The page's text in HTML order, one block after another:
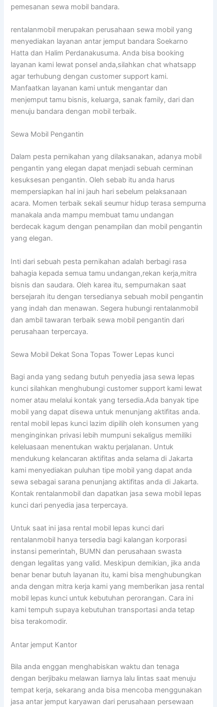
pemesanan sewa mobil bandara.
rentalanmobil merupakan perusahaan sewa mobil yang
menyediakan layanan antar jemput bandara Soekarno
Hatta dan Halim Perdanakusuma. Anda bisa booking
layanan kami lewat ponsel anda,silahkan chat whatsapp
agar terhubung dengan customer support kami.
Manfaatkan layanan kami untuk mengantar dan
menjemput tamu bisnis, keluarga, sanak family, dari dan
menuju bandara dengan mobil terbaik.
Sewa Mobil Pengantin
Dalam pesta pernikahan yang dilaksanakan, adanya mobil
pengantin yang elegan dapat menjadi sebuah cerminan
kesuksesan pengantin. Oleh sebab itu anda harus
mempersiapkan hal ini jauh hari sebelum pelaksanaan
acara. Momen terbaik sekali seumur hidup terasa sempurna
manakala anda mampu membuat tamu undangan
berdecak kagum dengan penampilan dan mobil pengantin
yang elegan.
Inti dari sebuah pesta pernikahan adalah berbagi rasa
bahagia kepada semua tamu undangan,rekan kerja,mitra
bisnis dan saudara. Oleh karea itu, sempurnakan saat
bersejarah itu dengan tersedianya sebuah mobil pengantin
yang indah dan menawan. Segera hubungi rentalanmobil
dan ambil tawaran terbaik sewa mobil pengantin dari
perusahaan terpercaya.
Sewa Mobil Dekat Sona Topas Tower Lepas kunci
Bagi anda yang sedang butuh penyedia jasa sewa lepas
kunci silahkan menghubungi customer support kami lewat
nomer atau melalui kontak yang tersedia.Ada banyak tipe
mobil yang dapat disewa untuk menunjang aktifitas anda.
rental mobil lepas kunci lazim dipilih oleh konsumen yang
menginginkan privasi lebih mumpuni sekaligus memiliki
keleluasaan menentukan waktu perjalanan. Untuk
mendukung kelancaran aktifitas anda selama di Jakarta
kami menyediakan puluhan tipe mobil yang dapat anda
sewa sebagai sarana penunjang aktifitas anda di Jakarta.
Kontak rentalanmobil dan dapatkan jasa sewa mobil lepas
kunci dari penyedia jasa terpercaya.
Untuk saat ini jasa rental mobil lepas kunci dari
rentalanmobil hanya tersedia bagi kalangan korporasi
instansi pemerintah, BUMN dan perusahaan swasta
dengan legalitas yang valid. Meskipun demikian, jika anda
benar benar butuh layanan itu, kami bisa menghubungkan
anda dengan mitra kerja kami yang memberikan jasa rental
mobil lepas kunci untuk kebutuhan perorangan. Cara ini
kami tempuh supaya kebutuhan transportasi anda tetap
bisa terakomodir.
Antar jemput Kantor
Bila anda enggan menghabiskan waktu dan tenaga
dengan berjibaku melawan liarnya lalu lintas saat menuju
tempat kerja, sekarang anda bisa mencoba menggunakan
jasa antar jemput karyawan dari perusahaan persewaan